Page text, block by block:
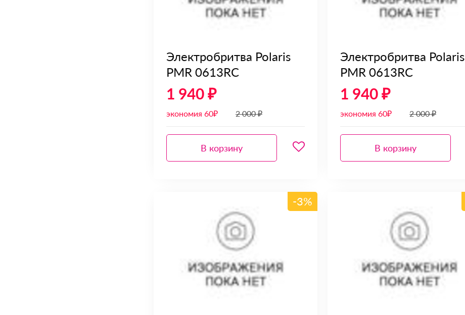
Электробритва Polaris
PMR 0613RC
1 940 ₽
экономия 60₽ 2 000 ₽
В корзину
Электробритва Polaris
PMR 0613RC
1 940 ₽
экономия 60₽ 2 000 ₽
В корзину
-3%